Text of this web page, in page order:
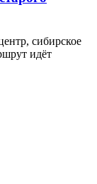
сибирское
идёт